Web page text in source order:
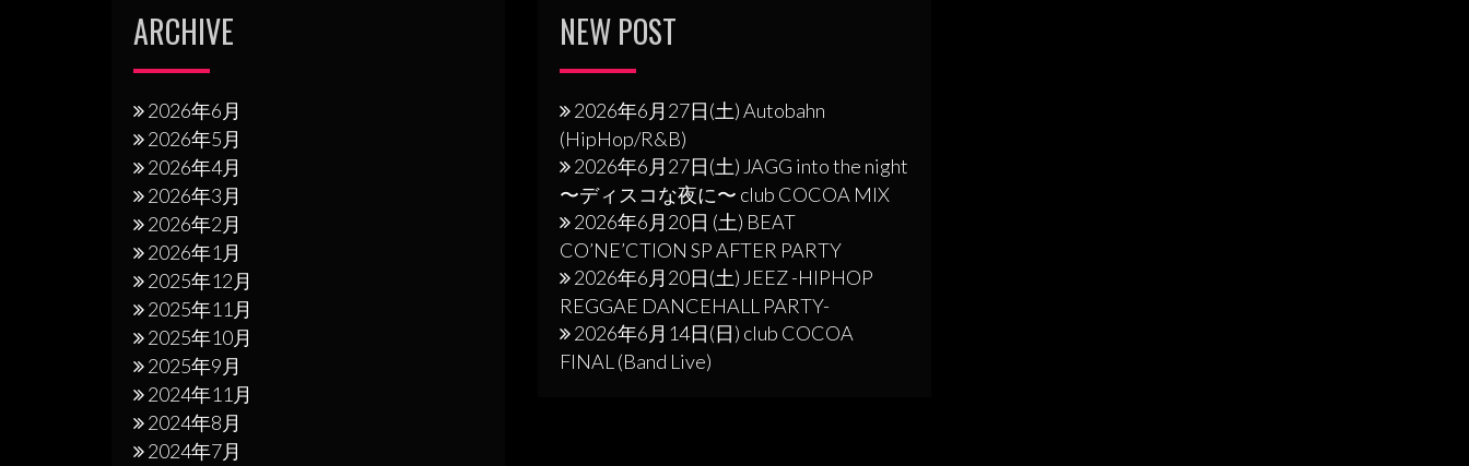
シ
ョ
ARCHIVE
2026年6月
2026年5月
2026年4月
2026年3月
2026年2月
2026年1月
2025年12月
2025年11月
2025年10月
2025年9月
2024年11月
2024年8月
2024年7月
NEW POST
2026年6月27日(土) Autobahn
(HipHop/R&B)
2026年6月27日(土) JAGG into the night
〜ディスコな夜に〜 club COCOA MIX
2026年6月20日 (土) BEAT
CO’NE’CTION SP AFTER PARTY
2026年6月20日(土) JEEZ -HIPHOP
REGGAE DANCEHALL PARTY-
2026年6月14日(日) club COCOA
FINAL (Band Live)